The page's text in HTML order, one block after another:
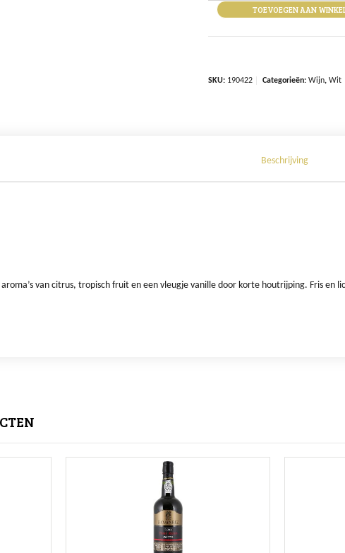
TOEVOEGEN AAN
SKU: 190422 Categorieën:Wijn,Wit
Beschrijving
van citrus, tropisch fruit en een vleugje vanille door korte houtrijping. Fris